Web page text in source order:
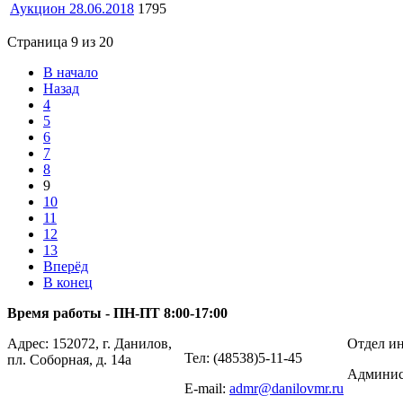
Аукцион 28.06.2018 1795
Страница 9 из 20
В начало
Назад
4
5
6
7
8
9
10
11
12
13
Вперёд
В конец
Время работы - ПН-ПТ 8:00-17:00
Адрес: 152072, г. Данилов,
пл. Соборная, д. 14а
Тел: (48538)5-11-45
E-mail: admr@danilovmr.ru
Отдел